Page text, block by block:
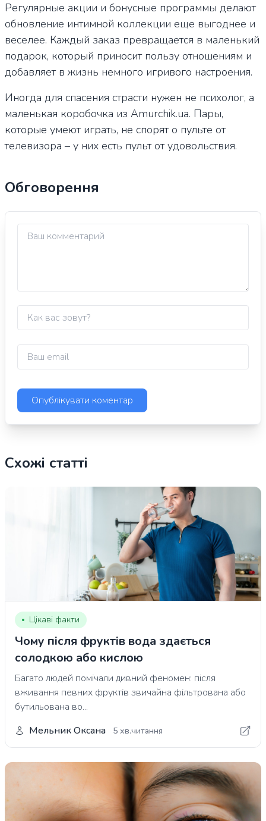
Регулярные акции и бонусные программы делают
обновление интимной коллекции еще выгоднее и
веселее. Каждый заказ превращается в маленький
подарок, который приносит пользу отношениям и
добавляет в жизнь немного игривого настроения.
Иногда для спасения страсти нужен не психолог, а
маленькая коробочка из Amurchik.ua. Пары,
которые умеют играть, не спорят о пульте от
телевизора – у них есть пульт от удовольствия.
Обговорення
Схожі статті
Цікаві факти
Чому після фруктів вода здається
солодкою або кислою
Багато людей помічали дивний феномен: після
вживання певних фруктів звичайна фільтрована або
бутильована во...
Мельник Оксана
5 хв.читання